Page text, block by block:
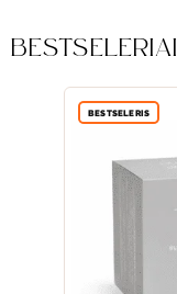
BESTSELERIAI
BESTSELERIS